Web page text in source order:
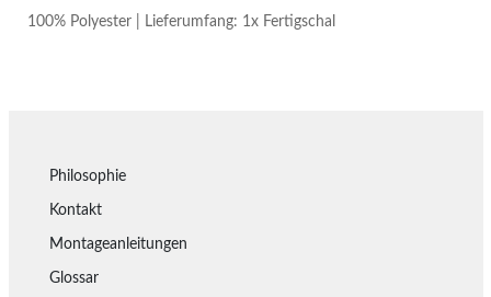
100% Polyester | Lieferumfang: 1x Fertigschal
Philosophie
Kontakt
Montageanleitungen
Glossar